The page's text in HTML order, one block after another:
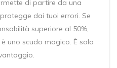
di partire da una
dai tuoi errori. Se
superiore al 50%,
uno scudo magico. È solo